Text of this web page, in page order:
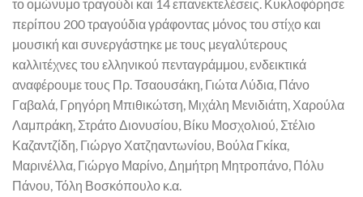
το ομώνυμο τραγούδι και 14 επανεκτελέσεις. Κυκλοφόρησε
περίπου 200 τραγούδια γράφοντας μόνος του στίχο και
μουσική και συνεργάστηκε με τους μεγαλύτερους
καλλιτέχνες του ελληνικού πενταγράμμου, ενδεικτικά
αναφέρουμε τους Πρ. Τσαουσάκη, Γιώτα Λύδια, Πάνο
Γαβαλά, Γρηγόρη Μπιθικώτση, Μιχάλη Μενιδιάτη, Χαρούλα
Λαμπράκη, Στράτο Διονυσίου, Βίκυ Μοσχολιού, Στέλιο
Καζαντζίδη, Γιώργο Χατζηαντωνίου, Βούλα Γκίκα,
Μαρινέλλα, Γιώργο Μαρίνο, Δημήτρη Μητροπάνο, Πόλυ
Πάνου, Τόλη Βοσκόπουλο κ.α.